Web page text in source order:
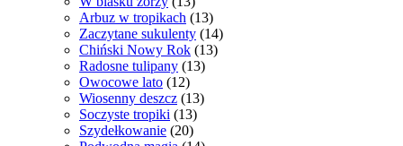
Arbuz w tropikach (13)
Zaczytane sukulenty (14)
Chiński Nowy Rok (13)
Radosne tulipany (13)
Owocowe lato (12)
Wiosenny deszcz (13)
Soczyste tropiki (13)
Szydełkowanie (20)